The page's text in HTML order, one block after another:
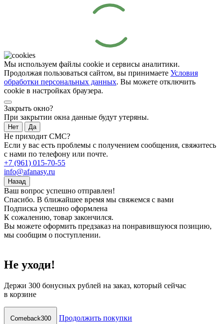
Мы используем файлы cookie и сервисы аналитики.
Продолжая пользоваться сайтом, вы принимаете Условия
обработки персональных данных. Вы можете отключить
cookie в настройках браузера.
Закрыть окно?
При закрытии окна данные будут утеряны.
Нет Да
Не приходит СМС?
Если у вас есть проблемы с получением сообщения, свяжитесь
с нами по телефону или почте.
+7 (961) 015-70-55
info@afanasy.ru
Назад
Ваш вопрос успешно отправлен!
Спасибо. В ближайшее время мы свяжемся с вами
Подписка успешно оформлена
К сожалению, товар закончился.
Вы можете оформить предзаказ на понравившуюся позицию,
мы сообщим о поступлении.
Не уходи!
Держи 300 бонусных рублей на заказ, который сейчас
в корзине
Comeback300 Продолжить покупки